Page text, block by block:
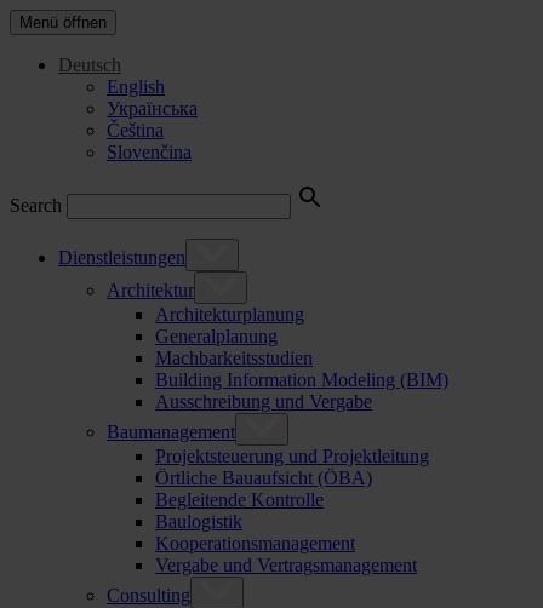
Menü öffnen
Deutsch
English
Українська
Čeština
Slovenčina
Search
Dienstleistungen
Architektur
Architekturplanung
Generalplanung
Machbarkeitsstudien
Building Information Modeling (BIM)
Ausschreibung und Vergabe
Baumanagement
Projektsteuerung und Projektleitung
Örtliche Bauaufsicht (ÖBA)
Begleitende Kontrolle
Baulogistik
Kooperationsmanagement
Vergabe und Vertragsmanagement
Consulting